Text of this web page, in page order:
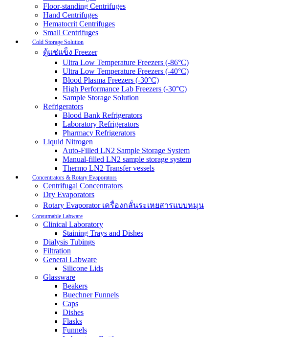
Floor-standing Centrifuges
Hand Centrifuges
Hematocrit Centrifuges
Small Centrifuges
Cold Storage Solution
ตู้แช่แข็ง Freezer
Ultra Low Temperature Freezers (-86°C)
Ultra Low Temperature Freezers (-40°C)
Blood Plasma Freezers (-30°C)
High Performance Lab Freezers (-30°C)
Sample Storage Solution
Refrigerators
Blood Bank Refrigerators
Laboratory Refrigerators
Pharmacy Refrigerators
Liquid Nitrogen
Auto-Filled LN2 Sample Storage System
Manual-filled LN2 sample storage system
Thermo LN2 Transfer vessels
Concentrators & Rotary Evaporators
Centrifugal Concentrators
Dry Evaporators
Rotary Evaporator เครื่องกลั่นระเหยสารแบบหมุน
Consumable Labware
Clinical Laboratory
Staining Trays and Dishes
Dialysis Tubings
Filtration
General Labware
Silicone Lids
Glassware
Beakers
Buechner Funnels
Caps
Dishes
Flasks
Funnels